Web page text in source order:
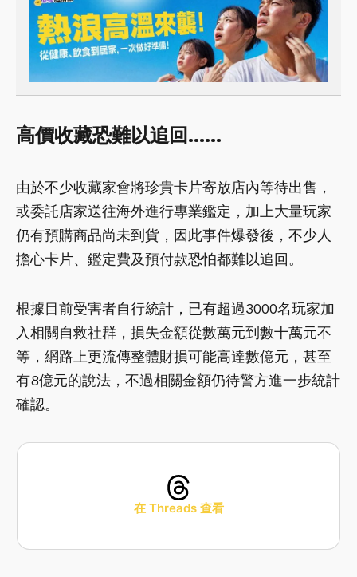
高價收藏恐難以追回……
由於不少收藏家會將珍貴卡片寄放店內等待出售，
或委託店家送往海外進行專業鑑定，加上大量玩家
仍有預購商品尚未到貨，因此事件爆發後，不少人
擔心卡片、鑑定費及預付款恐怕都難以追回。
根據目前受害者自行統計，已有超過3000名玩家加
入相關自救社群，損失金額從數萬元到數十萬元不
等，網路上更流傳整體財損可能高達數億元，甚至
有8億元的說法，不過相關金額仍待警方進一步統計
確認。
在 Threads 查看